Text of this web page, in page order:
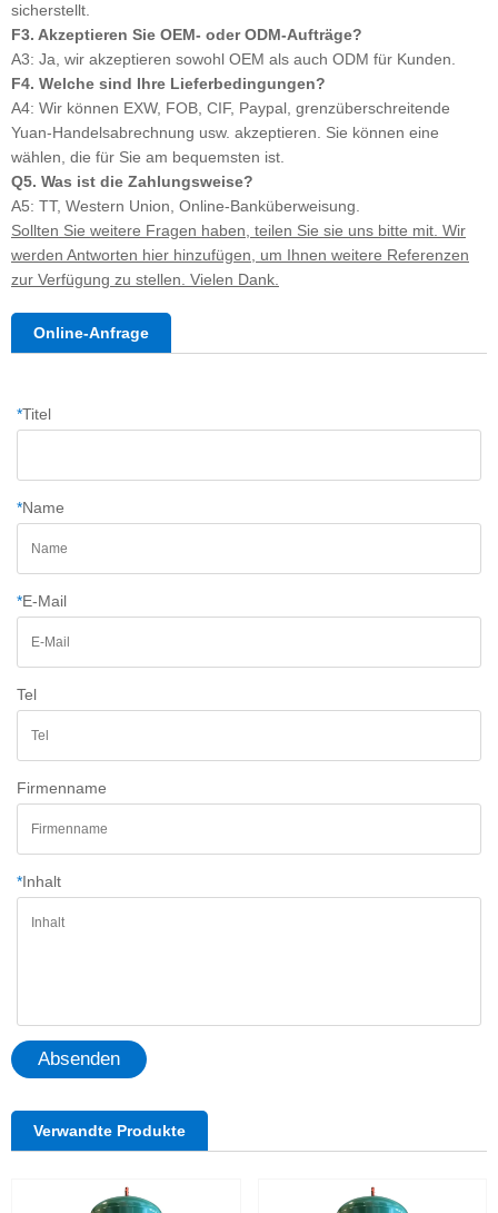
sicherstellt.
F3. Akzeptieren Sie OEM- oder ODM-Aufträge?
A3: Ja, wir akzeptieren sowohl OEM als auch ODM für Kunden.
F4. Welche sind Ihre Lieferbedingungen?
A4: Wir können EXW, FOB, CIF, Paypal, grenzüberschreitende
Yuan-Handelsabrechnung usw. akzeptieren. Sie können eine
wählen, die für Sie am bequemsten ist.
Q5. Was ist die Zahlungsweise?
A5: TT, Western Union, Online-Banküberweisung.
Sollten Sie weitere Fragen haben, teilen Sie sie uns bitte mit. Wir
werden Antworten hier hinzufügen, um Ihnen weitere Referenzen
zur Verfügung zu stellen. Vielen Dank.
Online-Anfrage
*Titel
*Name
*E-Mail
Tel
Firmenname
*Inhalt
Absenden
Verwandte Produkte